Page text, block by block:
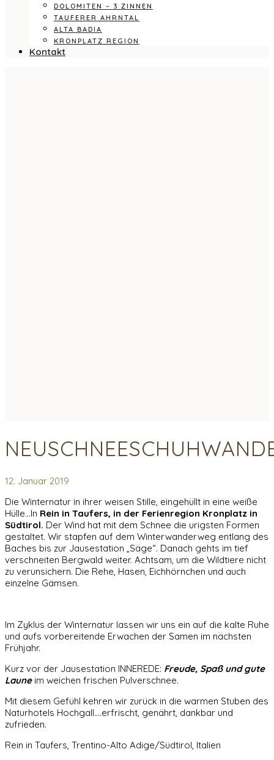
DOLOMITEN – 3 ZINNEN
TAUFERER AHRNTAL
ALTA BADIA
KRONPLATZ REGION
Kontakt
12. Januar 2019
Die Winternatur in ihrer weisen Stille, eingehüllt in eine weiße
Hülle…In Rein in Taufers, in der Ferienregion Kronplatz in
Südtirol. Der Wind hat mit dem Schnee die urigsten Formen
gestaltet. Wir stapfen auf dem Winterwanderweg entlang des
Baches bis zur Jausestation „Säge“. Danach gehts im tief
verschneiten Bergwald weiter. Achtsam, um die Wildtiere nicht
zu verunsichern. Die Rehe, Hasen, Eichhörnchen und auch
einzelne Gämsen.
Im Zyklus der Winternatur lassen wir uns ein auf die kalte Ruhe
und aufs vorbereitende Erwachen der Samen im nächsten
Frühjahr.
Kurz vor der Jausestation INNEREDE: Freude, Spaß und gute
Laune im weichen frischen Pulverschnee.
Mit diesem Gefühl kehren wir zurück in die warmen Stuben des
Naturhotels Hochgall….erfrischt, genährt, dankbar und
zufrieden.
Rein in Taufers, Trentino-Alto Adige/Südtirol, Italien